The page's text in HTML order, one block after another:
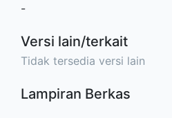
-
Versi lain/terkait
Tidak tersedia versi lain
Lampiran Berkas